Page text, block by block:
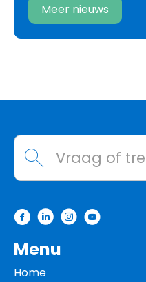
Meer nieuws
Waarmee kunnen
Menu
Home